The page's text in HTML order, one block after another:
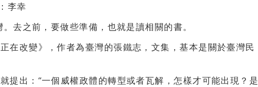
李幸
去之前，要做些準備，也就是讀相關的書。
在改變》，作者為臺灣的張鐵志，文集，基本是關於臺灣民
提出：“一個威權政體的轉型或者瓦解，怎樣才可能出現？是